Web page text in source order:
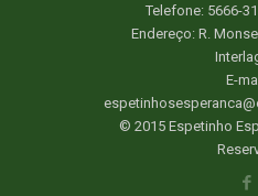
Telefone: 5666-
Endereço: R.
E-
© 2015 Espetinho